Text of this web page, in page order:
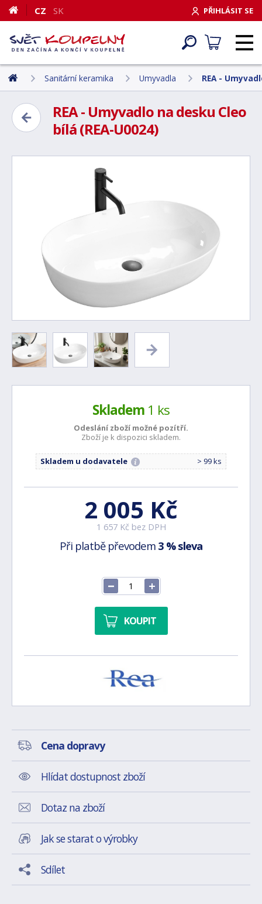
PŘIHLÁSIT SE
CZ SK
Sanitární keramika Umyvadla REA -
REA - Umyvadlo na desku Cleo
bílá (REA-U0024)
Skladem 1 ks
Odeslání zboží možné pozítří.
Zboží je k dispozici skladem.
Skladem u dodavatele > 99 ks
2 005 Kč
1 657 Kč bez DPH
Při platbě převodem 3 % sleva
KOUPIT
Cena dopravy
Hlídat dostupnost zboží
Dotaz na zboží
Jak se starat o výrobky
Sdílet